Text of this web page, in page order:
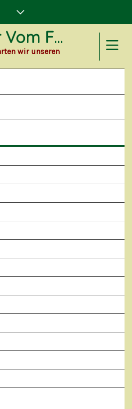
Dalmatiner Vom Forst Eichenhorst
wir unseren